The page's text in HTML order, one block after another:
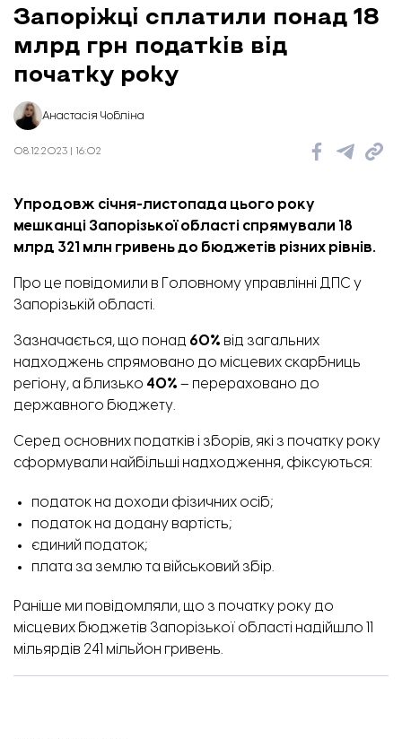
Запоріжці сплатили понад 18
млрд грн податків від
початку року
Анастасія Чобліна
08.12.2023 | 16:02
Упродовж січня-листопада цього року
мешканці Запорізької області спрямували 18
млрд 321 млн гривень до бюджетів різних рівнів.
Про це повідомили в Головному управлінні ДПС у
Запорізькій області.
Зазначається, що понад 60% від загальних
надходжень спрямовано до місцевих скарбниць
регіону, а близько 40% – перераховано до
державного бюджету.
Серед основних податків і зборів, які з початку року
сформували найбільші надходження, фіксуються:
податок на доходи фізичних осіб;
податок на додану вартість;
єдиний податок;
плата за землю та військовий збір.
Раніше ми повідомляли, що з початку року до
місцевих бюджетів Запорізької області надійшло 11
мільярдів 241 мільйон гривень.